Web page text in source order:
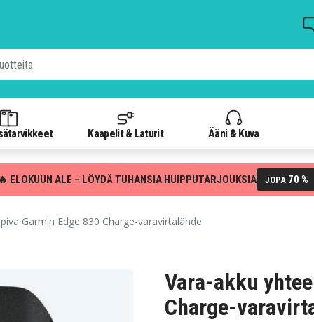
Kaapelit & Laturit Ääni & Kuva
ELOKUUN ALE – LÖYDÄ TUHANSIA HUIPPUTARJOUKSIA JOPA 70 %
Garmin Edge 830 Charge-varavirtalähde
Vara-akku
Charge-